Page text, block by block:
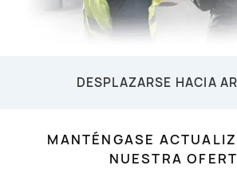
DESPLAZARSE HACIA
MANTÉNGASE
NUESTRA